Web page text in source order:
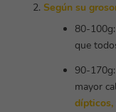
Según su
80-
que
90-
mayor
dípticos,